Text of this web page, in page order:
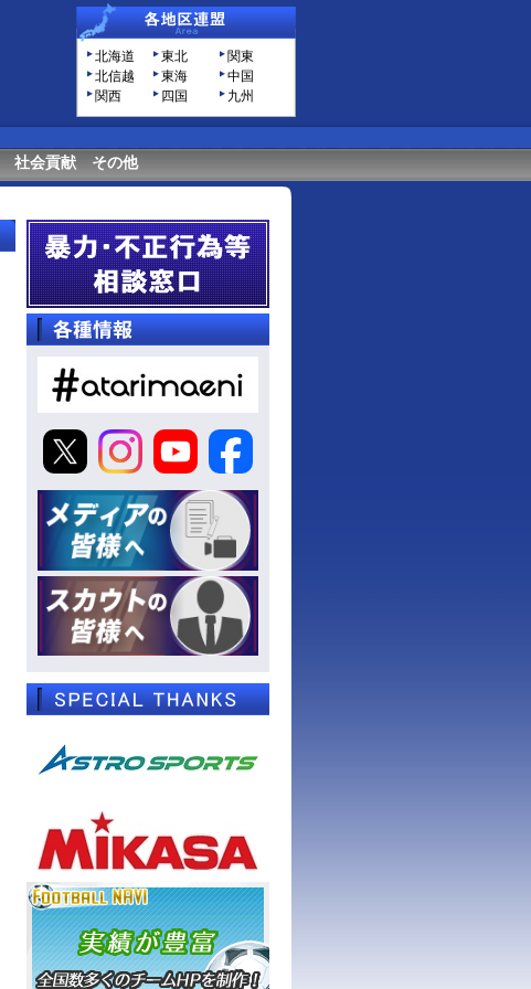
北海道 東北
関東
北信越
東海
中国
関西
四国 九州
社会貢献 その他